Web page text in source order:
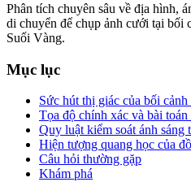
Phân tích chuyên sâu về địa hình,
di chuyển để chụp ảnh cưới tại
Suối Vàng.
Mục lục
Sức hút thị giác của bối
Tọa độ chính xác và bài
Quy luật kiểm soát ánh sáng
Hiện tượng quang học của
Câu hỏi thường gặp
Khám phá